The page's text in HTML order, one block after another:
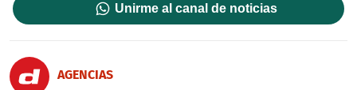
Unirme al canal de noticias
AGENCIAS